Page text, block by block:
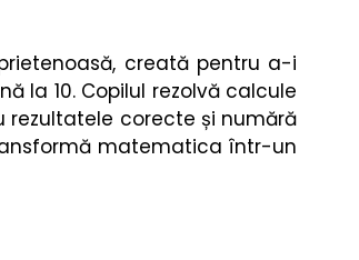
Muzică Clasică creată pentru a-i
la 10. Copilul rezolvă calcule
rezultatele corecte și numără
matematica într-un